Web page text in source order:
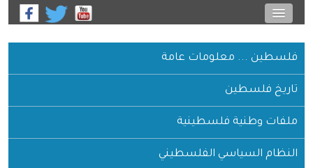
فلسطين ... معلومات عامة
تاريخ فلسطين
ملفات وطنية فلسطينية
النظام السياسي الفلسطيني